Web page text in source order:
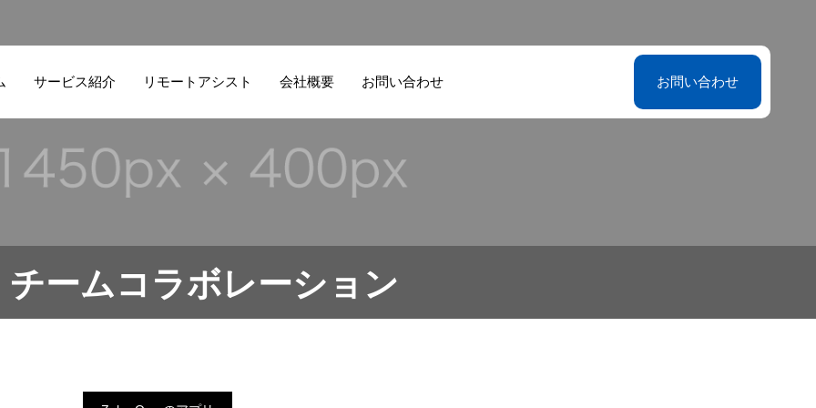
サービス紹介 リモートアシスト 会社概要 お問い合わせ お問い合わせ
チームコラボレーション